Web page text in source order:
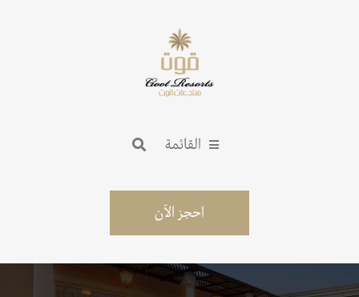
القائمة
احجز الآن